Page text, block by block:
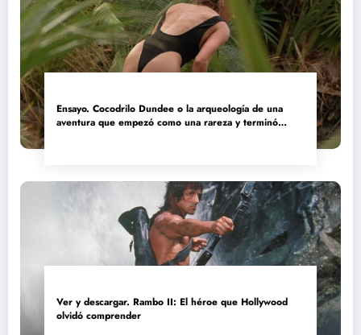
Ensayo. Cocodrilo Dundee o la arqueología de una
aventura que empezó como una rareza y terminó
Ver y descargar. Rambo II: El héroe que Hollywood
olvidó comprender